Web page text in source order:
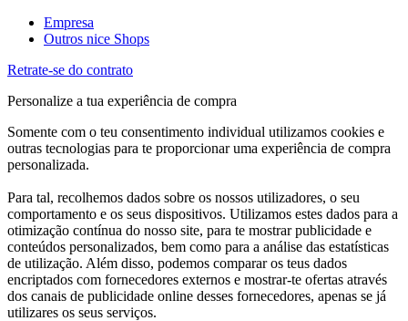
Empresa
Outros nice Shops
Retrate-se do contrato
Personalize a tua experiência de compra
Somente com o teu consentimento individual utilizamos cookies e
outras tecnologias para te proporcionar uma experiência de compra
personalizada.
Para tal, recolhemos dados sobre os nossos utilizadores, o seu
comportamento e os seus dispositivos. Utilizamos estes dados para a
otimização contínua do nosso site, para te mostrar publicidade e
conteúdos personalizados, bem como para a análise das estatísticas
de utilização. Além disso, podemos comparar os teus dados
encriptados com fornecedores externos e mostrar-te ofertas através
dos canais de publicidade online desses fornecedores, apenas se já
utilizares os seus serviços.